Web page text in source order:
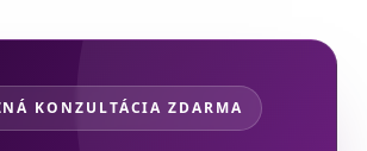
KONZULTÁCIA ZDARMA